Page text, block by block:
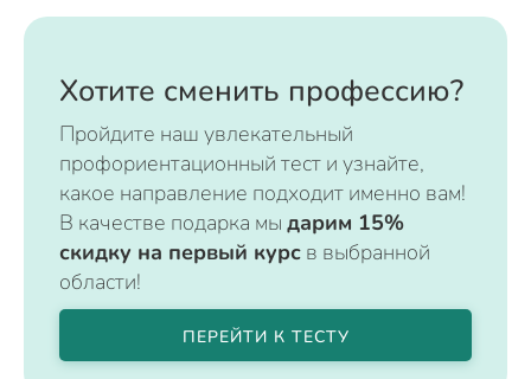
Хотите сменить профессию?
Пройдите наш увлекательный
профориентационный тест и узнайте,
какое направление подходит именно вам!
В качестве подарка мы дарим 15%
скидку на первый курс в выбранной
области!
ПЕРЕЙТИ К ТЕСТУ